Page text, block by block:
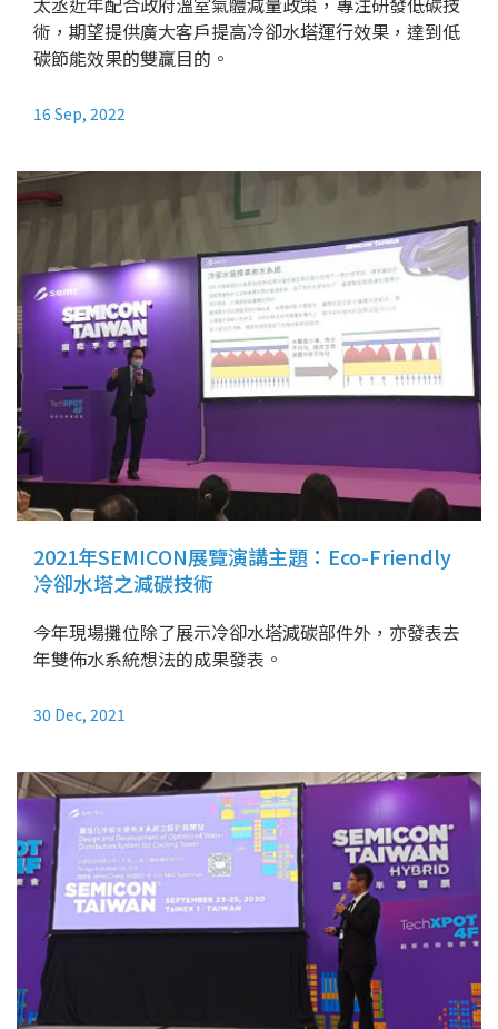
術，期望提供廣大客戶提高冷卻水塔運行效果，達到低
碳節能效果的雙贏目的。
16 Sep, 2022
2021年SEMICON展覽演講主題：Eco-Friendly
冷卻水塔之減碳技術
今年現場攤位除了展示冷卻水塔減碳部件外，亦發表去
年雙佈水系統想法的成果發表。
30 Dec, 2021